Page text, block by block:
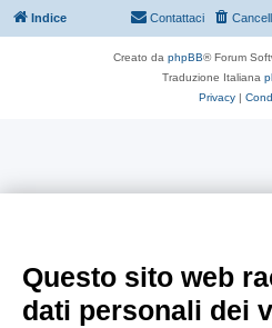
Indice Contattaci
Creato da phpBB® Forum
Traduzione Italiana
Privacy |
Questo sito web
dati personali dei